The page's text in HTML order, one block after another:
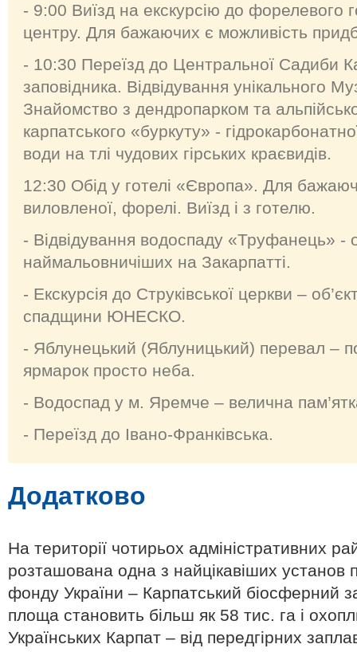
- 9:00 Виїзд на екскурсію до форелевого
центру. Для бажаючих є можливість
- 10:30 Переїзд до Центральної Садиби
заповідника. Відвідування унікального
Знайомство з дендропарком та
карпатського «буркуту» -
води на тлі чудових гірських краєвидів.
12:30 Обід у готелі «Європа». Для
виловленої, форелі. Виїзд і з готелю.
- Відвідування водоспаду «Труфанець» -
наймальовничіших на Закарпатті.
- Екскурсія до Струківської церкви –
спадщини ЮНЕСКО.
- Яблунецький (Яблуницький) перевал –
ярмарок просто неба.
- Водоспад у м. Яремче – велична
- Переїзд до Івано-Франківська.
Додатково
На території чотирьох адміністративних
розташована одна з найцікавіших установ
фонду України – Карпатський біосферний
площа становить більш як 58 тис. га і
Українських Карпат – від передгірних